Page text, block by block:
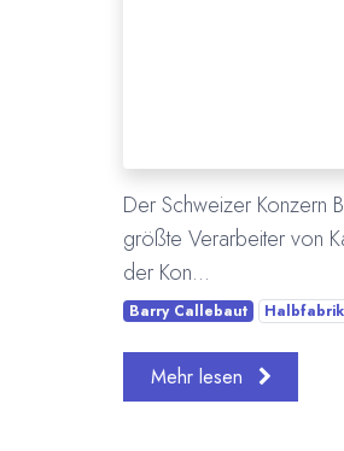
Der Schweizer Konzern
größte Verarbeiter von
der Kon...
Barry Callebaut
Mehr lesen